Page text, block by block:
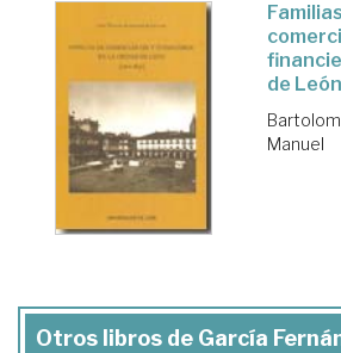
de León
Manuel
Otros libros de García